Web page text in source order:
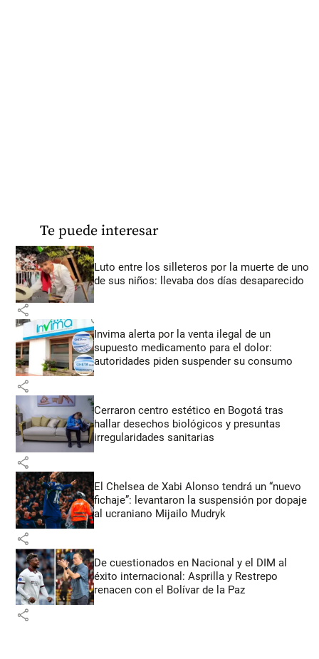
Te puede interesar
Luto entre los silleteros por la muerte de uno
de sus niños: llevaba dos días desaparecido
share
Invima alerta por la venta ilegal de un
supuesto medicamento para el dolor:
autoridades piden suspender su consumo
share
Cerraron centro estético en Bogotá tras
hallar desechos biológicos y presuntas
irregularidades sanitarias
share
El Chelsea de Xabi Alonso tendrá un “nuevo
fichaje”: levantaron la suspensión por dopaje
al ucraniano Mijailo Mudryk
share
De cuestionados en Nacional y el DIM al
éxito internacional: Asprilla y Restrepo
renacen con el Bolívar de la Paz
share